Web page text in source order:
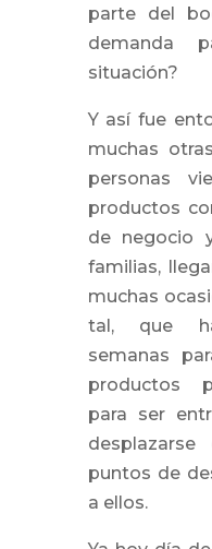
parte del
demanda
situación?
Y así fue
muchas
personas
productos
de negocio
familias,
muchas
tal, que
semanas
productos
para ser
puntos de
a ellos.